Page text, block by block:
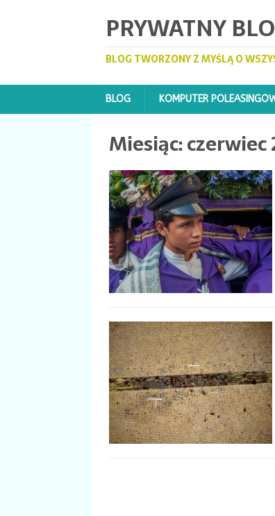
PRYWATNY
BLOG TWORZONY Z MYŚLĄ O
BLOG KOMPUTER
Miesiąc:czerwiec